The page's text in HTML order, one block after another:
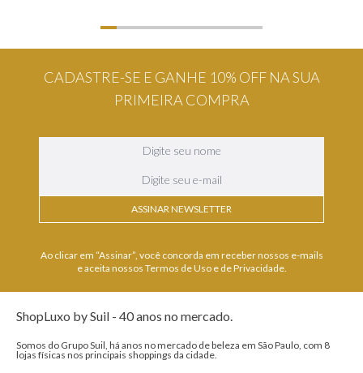
CADASTRE-SE E GANHE 10% OFF NA SUA
PRIMEIRA COMPRA
ASSINAR NEWSLETTER
Ao clicar em “Assinar”, você concorda em receber nossos e-mails
e aceita nossos Termos de Uso e de Privacidade.
ShopLuxo by Suil - 40 anos no mercado.
Somos do Grupo Suil, há anos no mercado de beleza em São Paulo, com 8
lojas físicas nos principais shoppings da cidade.